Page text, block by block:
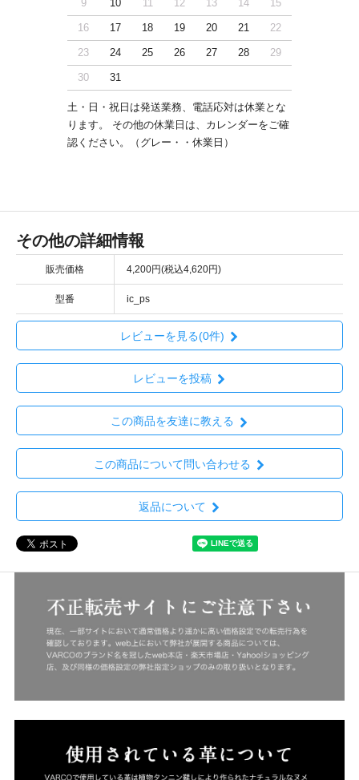
9 10 11 12 13 14 15
16 17 18 19 20 21 22
23 24 25 26 27 28 29
30 31
土・日・祝日は発送業務、電話応対は休業とな
ります。 その他の休業日は、カレンダーをご確
認ください。（グレー・・休業日）
その他の詳細情報
販売価格 4,200円(税込4,620円)
型番 ic_ps
レビューを見る(0件)
レビューを投稿
この商品を友達に教える
この商品について問い合わせる
返品について